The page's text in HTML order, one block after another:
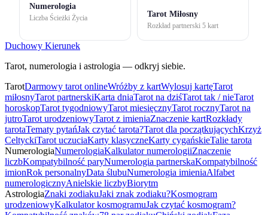
Numerologia
Liczba Ścieżki Życia Tarot Miłosny
Rozkład partnerski 5 kart
Duchowy Kierunek
Tarot, numerologia i astrologia — odkryj siebie.
TarotDarmowy tarot onlineWróżby z kartWylosuj kartęTarot
miłosnyTarot partnerskiKarta dniaTarot na dziśTarot tak / nieTarot
horoskopTarot tygodniowyTarot miesięcznyTarot rocznyTarot na
jutroTarot urodzeniowyTarot z imieniaZnaczenie kartRozkłady
tarotaTematy pytańJak czytać tarota?Tarot dla początkującychKrzyż
CeltyckiTarot uczuciaKarty klasyczneKarty cygańskieTalie tarota
NumerologiaNumerologiaKalkulator numerologiiZnaczenie
liczbKompatybilność paryNumerologia partnerskaKompatybilność
imionRok personalnyData ślubuNumerologia imieniaAlfabet
numerologicznyAnielskie liczbyBiorytm
AstrologiaZnaki zodiakuJaki znak zodiaku?Kosmogram
urodzeniowyKalkulator kosmogramuJak czytać kosmogram?